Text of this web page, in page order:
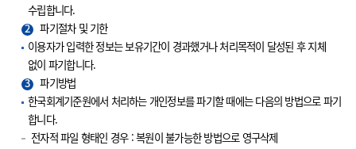
수립합니다.
2
파기절차 및 기한
이용자가 입력한 정보는 보유기간이 경과했거나 처리목적이 달성된 후 지체
없이 파기합니다.
3
파기방법
한국회계기준원에서 처리하는 개인정보를 파기할 때에는 다음의 방법으로 파기
합니다.
전자적 파일 형태인 경우 : 복원이 불가능한 방법으로 영구삭제